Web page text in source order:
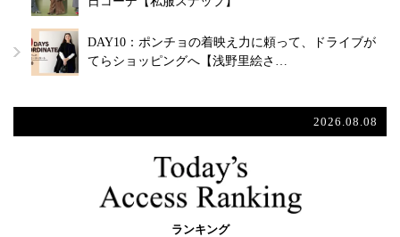
DAY10：ポンチョの着映え力に頼って、ドライブが
てらショッピングへ【浅野里絵さ…
2026.08.08
ランキング